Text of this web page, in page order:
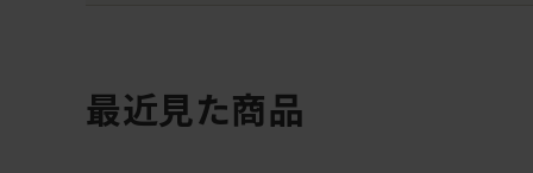
最近見た商品